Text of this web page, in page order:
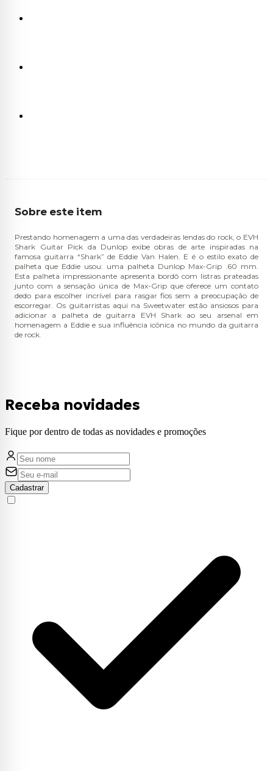
Sobre este item
Prestando homenagem a uma das verdadeiras lendas do rock, o EVH
Shark Guitar Pick da Dunlop exibe obras de arte inspiradas na
famosa guitarra “Shark” de Eddie Van Halen. E é o estilo exato de
palheta que Eddie usou: uma palheta Dunlop Max-Grip .60 mm.
Esta palheta impressionante apresenta bordô com listras prateadas
junto com a sensação única de Max-Grip que oferece um contato
dedo para escolher incrível para rasgar fios sem a preocupação de
escorregar. Os guitarristas aqui na Sweetwater estão ansiosos para
adicionar a palheta de guitarra EVH Shark ao seu arsenal em
homenagem a Eddie e sua influência icônica no mundo da guitarra
de rock.
Receba novidades
Fique por dentro de todas as novidades e promoções
Cadastrar